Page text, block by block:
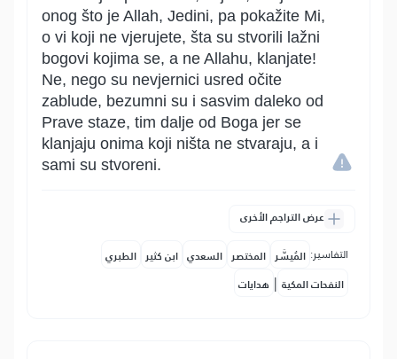
onog što je Allah, Jedini, pa pokažite Mi,
o vi koji ne vjerujete, šta su stvorili lažni
bogovi kojima se, a ne Allahu, klanjate!
Ne, nego su nevjernici usred očite
zablude, bezumni su i sasvim daleko od
Prave staze, tim dalje od Boga jer se
klanjaju onima koji ništa ne stvaraju, a i
sami su stvoreni.
عرض التراجم الأخرى
التفاسير: المُيسَّر المختصر السعدي ابن كثير الطبري
النفحات المكية | هدايات